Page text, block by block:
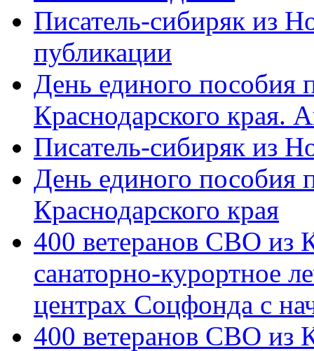
Писатель-сибиряк из
публикации
День единого пособия
Краснодарского края.
Писатель-сибиряк из
День единого пособия
Краснодарского края
400 ветеранов СВО из
санаторно-курортное
центрах Соцфонда с
400 ветеранов СВО из